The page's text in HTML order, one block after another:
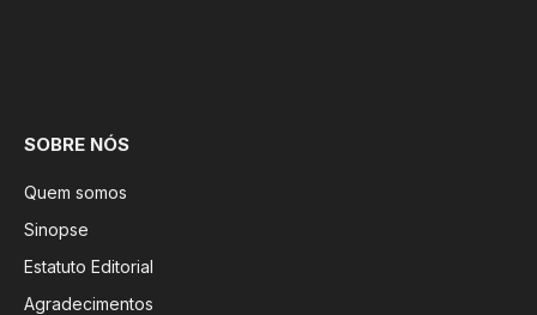
SOBRE NÓS
Quem somos
Sinopse
Estatuto Editorial
Agradecimentos